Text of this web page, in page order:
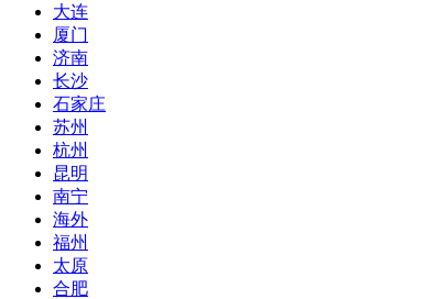
大连
厦门
济南
长沙
石家庄
苏州
杭州
昆明
南宁
海外
福州
太原
合肥